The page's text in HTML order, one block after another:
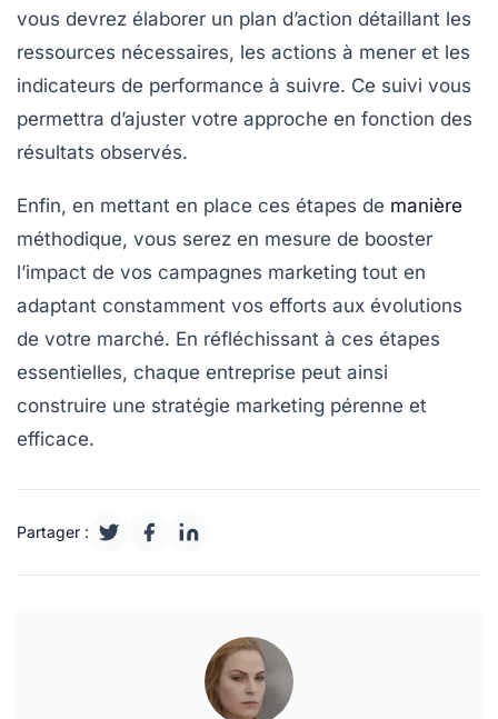
vous devrez élaborer un plan d’action détaillant les
ressources nécessaires, les actions à mener et les
indicateurs de performance à suivre. Ce suivi vous
permettra d’ajuster votre approche en fonction des
résultats observés.
Enfin, en mettant en place ces étapes de manière
méthodique, vous serez en mesure de booster
l’impact de vos campagnes marketing tout en
adaptant constamment vos efforts aux évolutions
de votre marché. En réfléchissant à ces étapes
essentielles, chaque entreprise peut ainsi
construire une stratégie marketing pérenne et
efficace.
Partager :